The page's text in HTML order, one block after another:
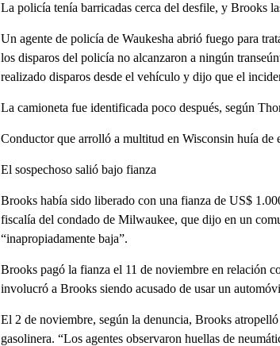
La policía tenía barricadas cerca del desfile, y Brooks
Un agente de policía de Waukesha abrió fuego para
los disparos del policía no alcanzaron a ningún
realizado disparos desde el vehículo y dijo que el
La camioneta fue identificada poco después, según
Conductor que arrolló a multitud en Wisconsin huía de
El sospechoso salió bajo fianza
Brooks había sido liberado con una fianza de US$
fiscalía del condado de Milwaukee, que dijo en un
“inapropiadamente baja”.
Brooks pagó la fianza el 11 de noviembre en relación
involucró a Brooks siendo acusado de usar un
El 2 de noviembre, según la denuncia, Brooks
gasolinera. “Los agentes observaron huellas de